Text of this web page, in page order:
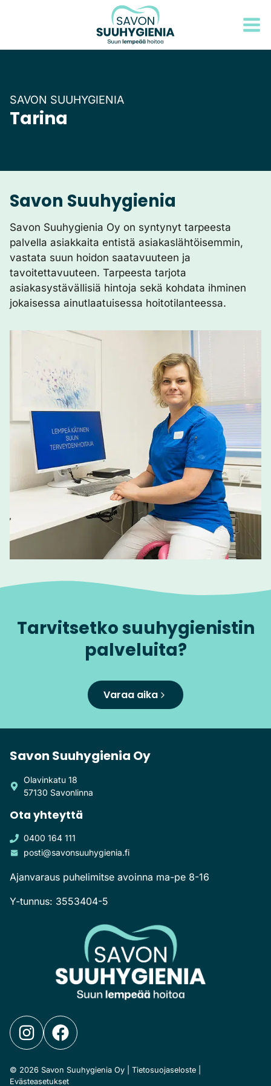
SAVON SUUHYGIENIA
Tarina
Savon Suuhygienia
Savon Suuhygienia Oy on syntynyt tarpeesta
palvella asiakkaita entistä asiakaslähtöisemmin,
vastata suun hoidon saatavuuteen ja
tavoitettavuuteen. Tarpeesta tarjota
asiakasystävällisiä hintoja sekä kohdata ihminen
jokaisessa ainutlaatuisessa hoitotilanteessa.
Tarvitsetko suuhygienistin
palveluita?
Varaa aika
Savon Suuhygienia Oy
Olavinkatu 18
57130 Savonlinna
Ota yhteyttä
0400 164 111
posti@savonsuuhygienia.fi
Ajanvaraus puhelimitse avoinna ma-pe 8-16
Y-tunnus: 3553404-5
© 2026 Savon Suuhygienia Oy | Tietosuojaseloste
Evästeasetukset